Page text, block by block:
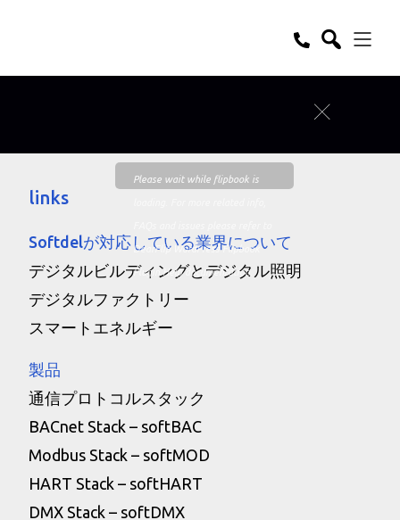
Please wait while flipbook is
DearFlip WordPress Flipbook
Plugin Helpdocumentation.
links
Softdelが対応している業界について
デジタルビルディングとデジタル照明
デジタルファクトリー
スマートエネルギー
製品
通信プロトコルスタック
BACnet Stack – softBAC
Modbus Stack – softMOD
HART Stack – softHART
DMX Stack – softDMX